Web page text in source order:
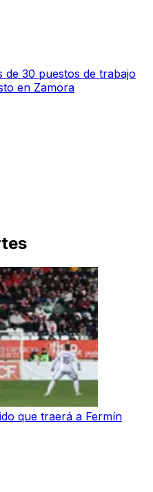
de 30 puestos de trabajo
en Zamora
que traerá a Fermín